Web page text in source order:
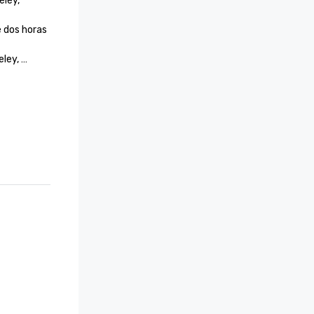
horas